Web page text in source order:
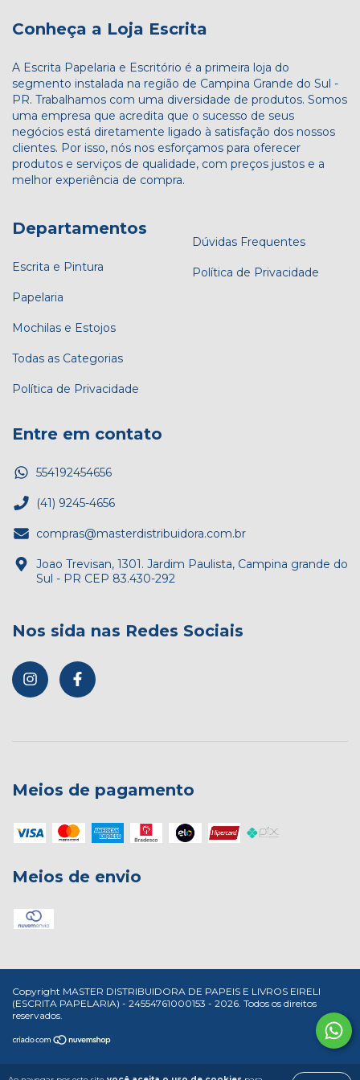
Conheça a Loja Escrita
A Escrita Papelaria e Escritório é a primeira loja do
segmento instalada na região de Campina Grande do Sul -
PR. Trabalhamos com uma diversidade de produtos. Somos
uma empresa que acredita que o sucesso de seus
negócios está diretamente ligado à satisfação dos nossos
clientes. Por isso, nós nos esforçamos para oferecer
produtos e serviços de qualidade, com preços justos e a
melhor experiência de compra.
Departamentos
Escrita e Pintura
Papelaria
Mochilas e Estojos
Todas as Categorias
Política de Privacidade
Dúvidas Frequentes
Política de Privacidade
Entre em contato
554192454656
(41) 9245-4656
compras@masterdistribuidora.com.br
Joao Trevisan, 1301. Jardim Paulista, Campina grande do
Sul - PR CEP 83.430-292
Nos sida nas Redes Sociais
Meios de pagamento
Meios de envio
Copyright MASTER DISTRIBUIDORA DE PAPEIS E LIVROS EIRELI
(ESCRITA PAPELARIA) - 24554761000153 - 2026. Todos os direitos
reservados.